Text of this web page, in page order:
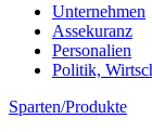
Unternehmen
Assekuranz
Personalien
Politik,
Sparten/Produkte